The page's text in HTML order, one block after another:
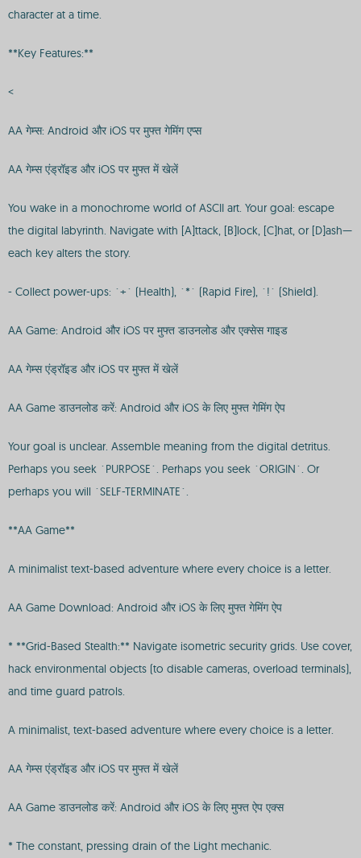
character at a time.
**Key Features:**
<
AA गेम्स: Android और iOS पर मुफ्त गेमिंग एप्स
AA गेम्स एंड्रॉइड और iOS पर मुफ्त में खेलें
You wake in a monochrome world of ASCII art. Your goal: escape
the digital labyrinth. Navigate with [A]ttack, [B]lock, [C]hat, or [D]ash—
each key alters the story.
- Collect power-ups: `+` (Health), `*` (Rapid Fire), `!` (Shield).
AA Game: Android और iOS पर मुफ्त डाउनलोड और एक्सेस गाइड
AA गेम्स एंड्रॉइड और iOS पर मुफ्त में खेलें
AA Game डाउनलोड करें: Android और iOS के लिए मुफ्त गेमिंग ऐप
Your goal is unclear. Assemble meaning from the digital detritus.
Perhaps you seek `PURPOSE`. Perhaps you seek `ORIGIN`. Or
perhaps you will `SELF-TERMINATE`.
**AA Game**
A minimalist text-based adventure where every choice is a letter.
AA Game Download: Android और iOS के लिए मुफ्त गेमिंग ऐप
* **Grid-Based Stealth:** Navigate isometric security grids. Use cover,
hack environmental objects (to disable cameras, overload terminals),
and time guard patrols.
A minimalist, text-based adventure where every choice is a letter.
AA गेम्स एंड्रॉइड और iOS पर मुफ्त में खेलें
AA Game डाउनलोड करें: Android और iOS के लिए मुफ्त ऐप एक्स
* The constant, pressing drain of the Light mechanic.